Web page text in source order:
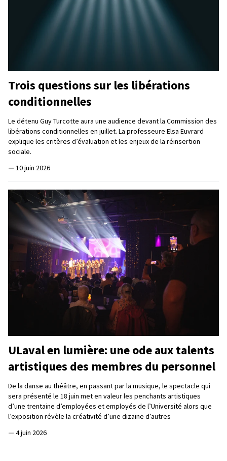
Trois questions sur les libérations
conditionnelles
Le détenu Guy Turcotte aura une audience devant la Commission des
libérations conditionnelles en juillet. La professeure Elsa Euvrard
explique les critères d’évaluation et les enjeux de la réinsertion
sociale.
— 10 juin 2026
ULaval en lumière: une ode aux talents
artistiques des membres du personnel
De la danse au théâtre, en passant par la musique, le spectacle qui
sera présenté le 18 juin met en valeur les penchants artistiques
d’une trentaine d’employées et employés de l’Université alors que
l’exposition révèle la créativité d’une dizaine d’autres
— 4 juin 2026